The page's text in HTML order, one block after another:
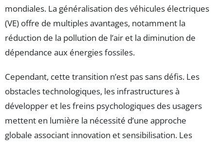
mondiales. La généralisation des véhicules électriques
(VE) offre de multiples avantages, notamment la
réduction de la pollution de l’air et la diminution de
dépendance aux énergies fossiles.
Cependant, cette transition n’est pas sans défis. Les
obstacles technologiques, les infrastructures à
développer et les freins psychologiques des usagers
mettent en lumière la nécessité d’une approche
globale associant innovation et sensibilisation. Les